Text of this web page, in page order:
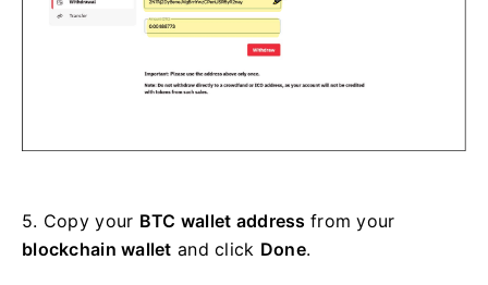
5. Copy your BTC wallet address from your
blockchain wallet and click Done.